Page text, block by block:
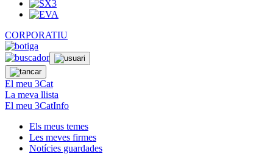
CORPORATIU
El meu 3Cat
La meva llista
El meu 3CatInfo
Els meus temes
Les meves firmes
Notícies guardades